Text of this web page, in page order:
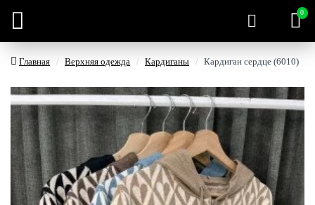
0
Главная Верхняя одежда Кардиганы Кардиган сердце (6010)